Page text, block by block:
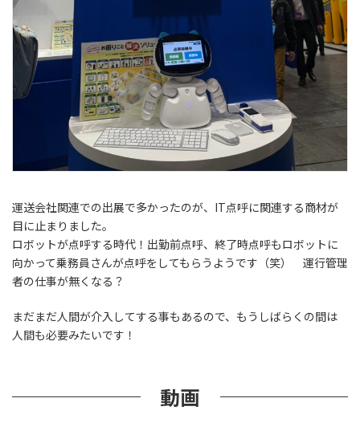
運送会社関連での出展で多かったのが、IT点呼に関連する商材が
目に止まりました。
ロボットが点呼する時代！出勤前点呼、終了時点呼もロボットに
向かって乗務員さんが点呼をしてもらうようです（笑） 運行管理
者の仕事が無くなる？
まだまだ人間が介入してする事もあるので、もうしばらくの間は
人間も必要みたいです！
動画